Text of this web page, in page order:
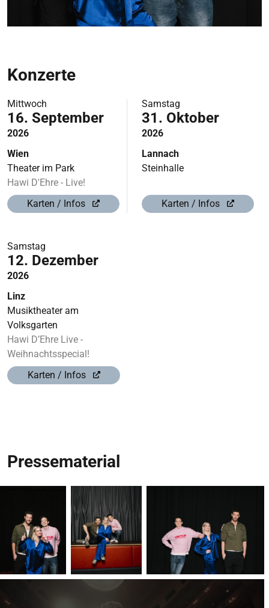
Konzerte
Mittwoch
16. September
2026
Wien
Theater im Park
Hawi D'Ehre - Live!
Karten / Infos
Samstag
31. Oktober
2026
Lannach
Steinhalle
Karten / Infos
Samstag
12. Dezember
2026
Linz
Musiktheater am
Volksgarten
Hawi D’Ehre Live -
Weihnachtsspecial!
Karten / Infos
Pressematerial